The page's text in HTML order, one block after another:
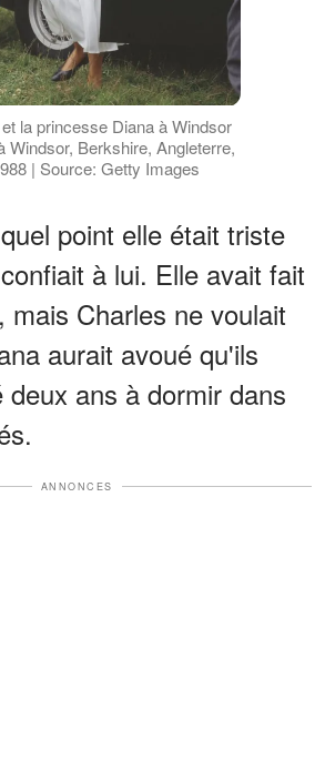
la princesse Diana à Windsor
Windsor, Berkshire, Angleterre,
| Source: Getty Images
point elle était triste
à lui. Elle avait fait
mais Charles ne voulait
aurait avoué qu'ils
deux ans à dormir dans
ANNONCES